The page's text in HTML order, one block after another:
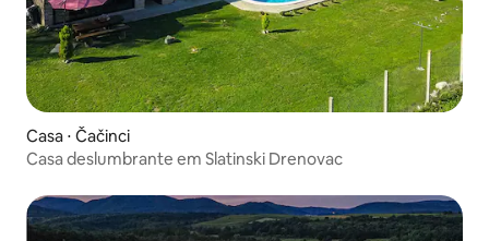
Casa ⋅ Čačinci
Casa deslumbrante em Slatinski Drenovac